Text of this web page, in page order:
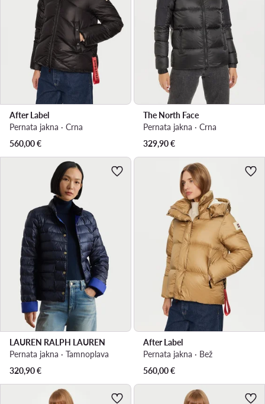
After Label
Pernata jakna · Crna
560,00€
The North Face
Pernata jakna · Crna
329,90€
LAUREN RALPH LAUREN
Pernata jakna · Tamnoplava
320,90€
After Label
Pernata jakna · Bež
560,00€